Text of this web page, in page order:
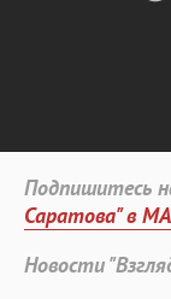
Подпишитесь
Саратова" в
Новости